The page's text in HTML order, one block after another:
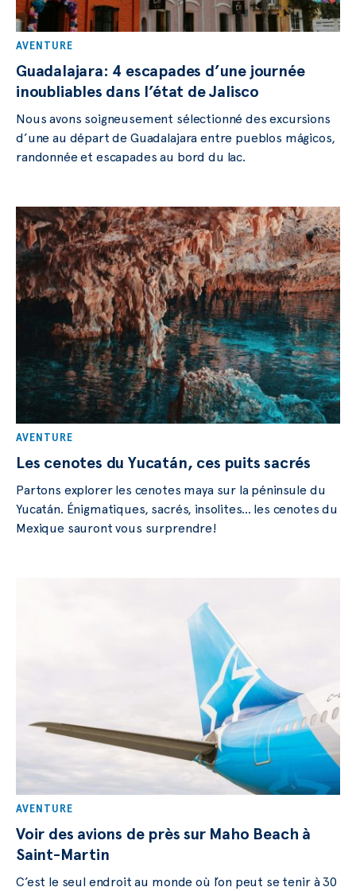
AVENTURE
Guadalajara: 4 escapades d’une journée
inoubliables dans l’état de Jalisco
Nous avons soigneusement sélectionné des excursions
d’une au départ de Guadalajara entre pueblos mágicos,
randonnée et escapades au bord du lac.
AVENTURE
Les cenotes du Yucatán, ces puits sacrés
Partons explorer les cenotes maya sur la péninsule du
Yucatán. Énigmatiques, sacrés, insolites… les cenotes du
Mexique sauront vous surprendre!
AVENTURE
Voir des avions de près sur Maho Beach à
Saint-Martin
C’est le seul endroit au monde où l’on peut se tenir à 30